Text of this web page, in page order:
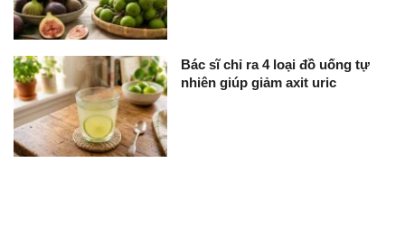
Bác sĩ chỉ ra 4 loại đồ uống tự
nhiên giúp giảm axit uric